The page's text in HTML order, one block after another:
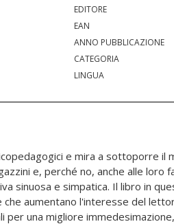
EDITORE
EAN
ANNO PUBBLICAZIONE
CATEGORIA
LINGUA
e mira a sottoporre il
e, perché no, anche alle loro
sinuosa e simpatica. Il libro in
che aumentano l'interesse del
per una migliore
dei più piccoli con la loro
un organico sociale solido e
se ben coltivata, alla